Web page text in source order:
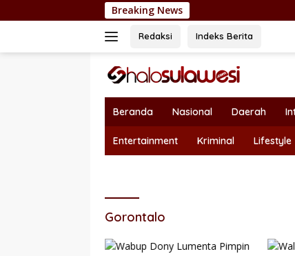
ke
Breaking News Nepotisme
Redaksi Indeks Berita
Beranda Nasional Daerah
Entertainment Kriminal Lifestyle
Gorontalo